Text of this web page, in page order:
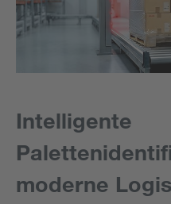
Intelligente
moderne